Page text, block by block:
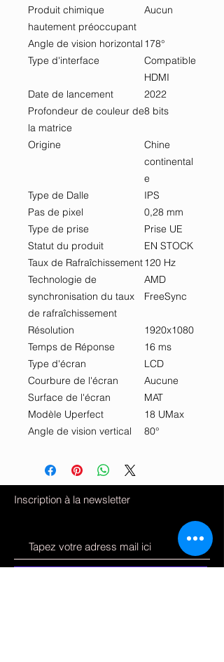
Produit chimique
hautement préoccupant
Aucun
Angle de vision horizontal 178°
Type d'interface
Compatible
HDMI
Date de lancement
2022
Profondeur de couleur de
la matrice
8 bits
Origine
Chine
continental
e
Type de Dalle
IPS
Pas de pixel
0,28 mm
Type de prise
Prise UE
Statut du produit
EN STOCK
Taux de Rafraîchissement120 Hz
Technologie de
synchronisation du taux
de rafraîchissement
AMD
FreeSync
Résolution
1920x1080
Temps de Réponse
16 ms
Type d'écran
LCD
Courbure de l'écran
Aucune
Surface de l'écran
MAT
Modèle Uperfect
18 UMax
Angle de vision vertical
80°
Inscription à la newsletter